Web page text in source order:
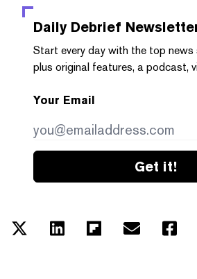
Daily Debrief
Start every day with the top news
plus original features, a podcast,
Your Email
Get it!